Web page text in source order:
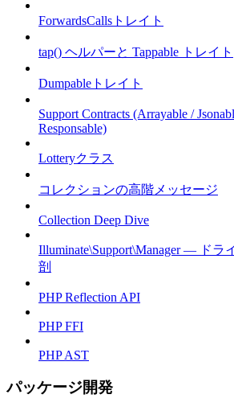
ForwardsCallsトレイト
tap() ヘルパーと Tappable トレイト
Dumpableトレイト
Support Contracts (Arrayable /
Responsable)
Lotteryクラス
コレクションの高階メッセージ
Collection Deep Dive
Illuminate\Support\Manager — ドラ
剖
PHP Reflection API
PHP FFI
PHP AST
パッケージ開発